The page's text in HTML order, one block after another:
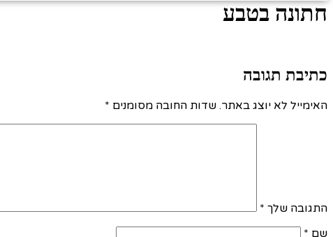
חתונה בטבע
כתיבת תגובה
האימייל לא יוצג באתר. שדות החובה מסומנים *
התגובה שלך *
שם *